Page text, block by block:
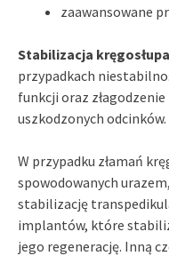
zaawansowane
Stabilizacja kręgosłupa
przypadkach
funkcji oraz
uszkodzonych odcinków.
W przypadku złamań
spowodowanych
stabilizację
implantów, które
jego regenerację. Inną